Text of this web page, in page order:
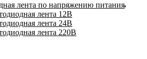
лента по напряжению питания
лента 12В
лента 24В
лента 220В